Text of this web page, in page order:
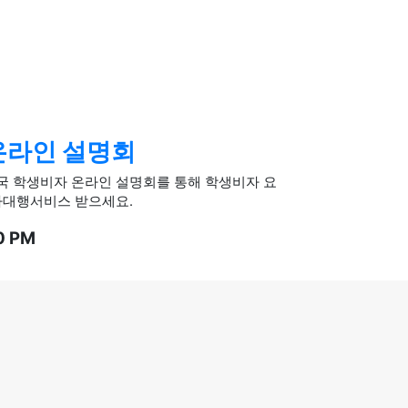
인 설명회
학생비자 온라인 설명회를 통해 학생비자 요
행서비스 받으세요.
PM